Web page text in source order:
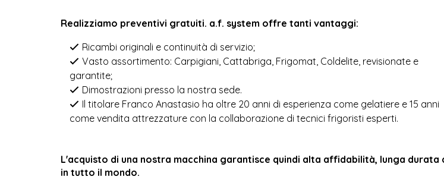
realizziamo preventivi gratuiti. a.f. system offre tanti vantaggi:
Ricambi originali e continuità di servizio;
Vasto assortimento: Carpigiani, Cattabriga, Frigomat, Coldelite, revisionate e
garantite;
Dimostrazioni presso la nostra sede.
Il titolare Franco Anastasio ha oltre 20 anni di esperienza come gelatiere e 15 anni
come vendita attrezzature con la collaborazione di tecnici frigoristi esperti.
l'acquisto di una nostra macchina garantisce quindi alta affidabilità, lunga durata con un investimento molto ridotto e produttivo, con spedizioni
in tutto il mondo.